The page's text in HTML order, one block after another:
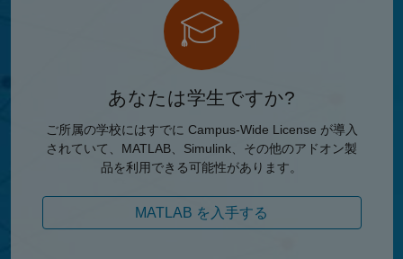
あなたは学生ですか?
ご所属の学校にはすでに Campus-Wide License が導入
されていて、MATLAB、Simulink、その他のアドオン製
品を利用できる可能性があります。
MATLAB を入手する